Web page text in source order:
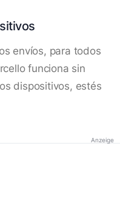
envíos, para todos
funciona sin
dispositivos, estés
Anzeige